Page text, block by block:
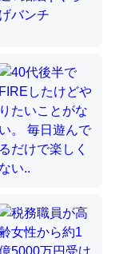
た。調べたら
程度。
はなぜ海にいな